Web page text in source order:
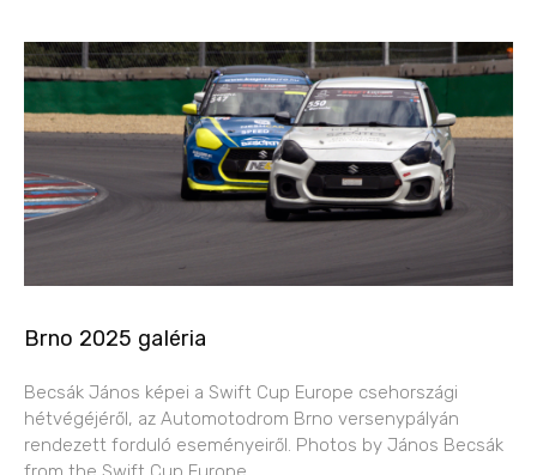
Brno 2025 galéria
Becsák János képei a Swift Cup Europe csehországi
hétvégéjéről, az Automotodrom Brno versenypályán
rendezett forduló eseményeiről. Photos by János Becsák